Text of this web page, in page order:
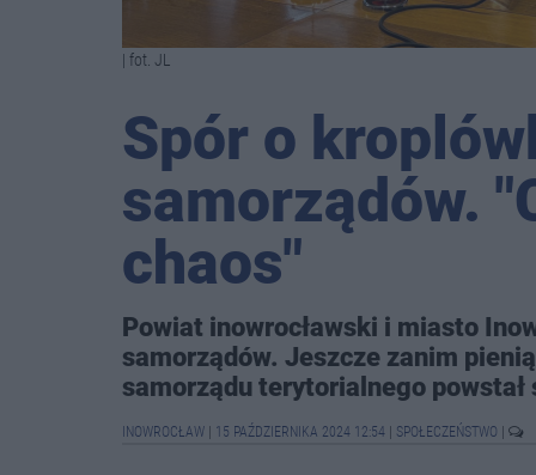
| fot. JL
Spór o
samorządów.
chaos"
Powiat inowrocławski i miasto
samorządów. Jeszcze zanim
samorządu terytorialnego powstał
INOWROCŁAW 15 PAŹDZIERNIKA 2024 12:54 SPOŁECZEŃSTWO